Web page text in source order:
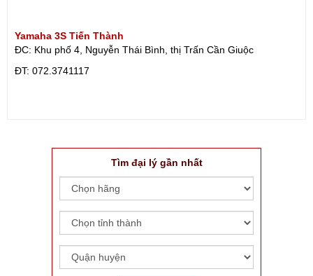
Yamaha 3S Tiến Thành
ĐC: Khu phố 4, Nguyễn Thái Bình, thị Trấn Cần Giuộc
ÐT: 072.3741117
Tìm đại lý gần nhất